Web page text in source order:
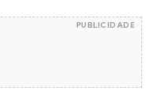
PUBLICIDADE